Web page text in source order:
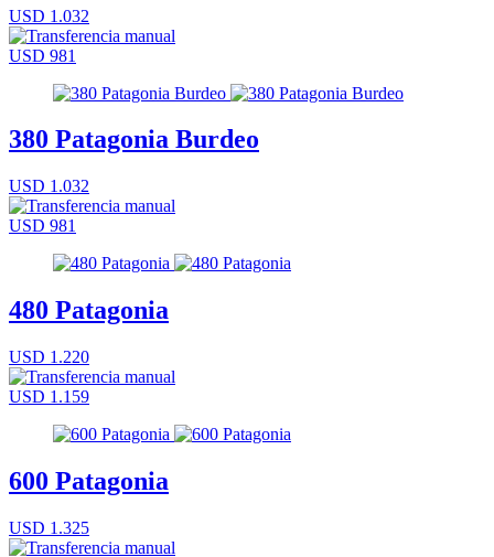
USD 1.032
USD 981
380 Patagonia Burdeo
USD 1.032
USD 981
480 Patagonia
USD 1.220
USD 1.159
600 Patagonia
USD 1.325